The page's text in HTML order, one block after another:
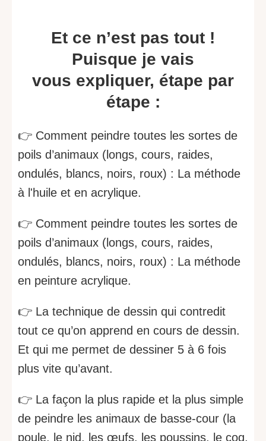
Et ce n’est pas tout !
Puisque je vais
vous expliquer, étape par
étape :
👉 Comment peindre toutes les sortes de
poils d’animaux (longs, cours, raides,
ondulés, blancs, noirs, roux) : La méthode
à l'huile et en acrylique.
👉 Comment peindre toutes les sortes de
poils d’animaux (longs, cours, raides,
ondulés, blancs, noirs, roux) : La méthode
en peinture acrylique.
👉 La technique de dessin qui contredit
tout ce qu’on apprend en cours de dessin.
Et qui me permet de dessiner 5 à 6 fois
plus vite qu’avant.
👉 La façon la plus rapide et la plus simple
de peindre les animaux de basse-cour (la
poule, le nid, les œufs, les poussins, le coq,